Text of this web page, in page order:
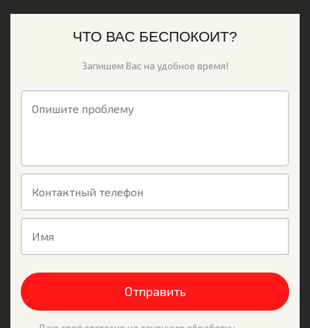
ЧТО ВАС БЕСПОКОИТ?
Запишем Вас на удобное время!
Опишите проблему
Контактный телефон
Имя
Отправить